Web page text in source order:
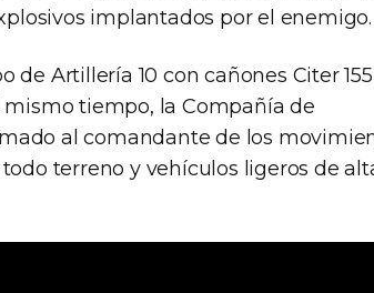
implantados por el enemigo.
de Artillería 10 con cañones Citer 155
tiempo, la Compañía de
al comandante de los
terreno y vehículos ligeros de